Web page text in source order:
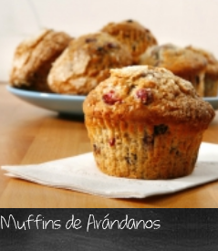
Muffins de Arándanos